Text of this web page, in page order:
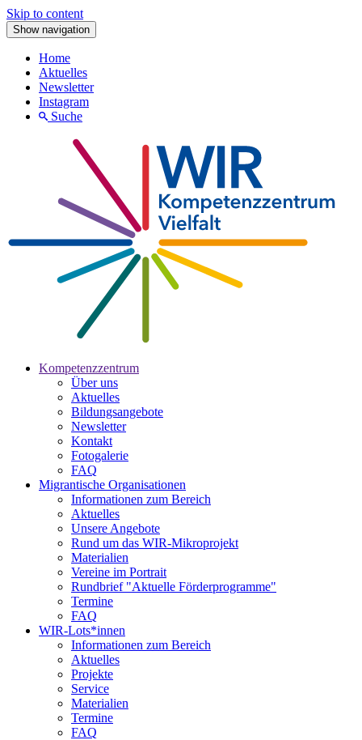
Skip to content
Show navigation
Home
Aktuelles
Newsletter
Instagram
Suche
Kompetenzzentrum
Über uns
Aktuelles
Bildungsangebote
Newsletter
Kontakt
Fotogalerie
FAQ
Migrantische Organisationen
Informationen zum Bereich
Aktuelles
Unsere Angebote
Rund um das WIR-Mikroprojekt
Materialien
Vereine im Portrait
Rundbrief "Aktuelle Förderprogramme"
Termine
FAQ
WIR-Lots*innen
Informationen zum Bereich
Aktuelles
Projekte
Service
Materialien
Termine
FAQ